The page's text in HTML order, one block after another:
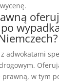
po
z adwokatami
prawną, w tym